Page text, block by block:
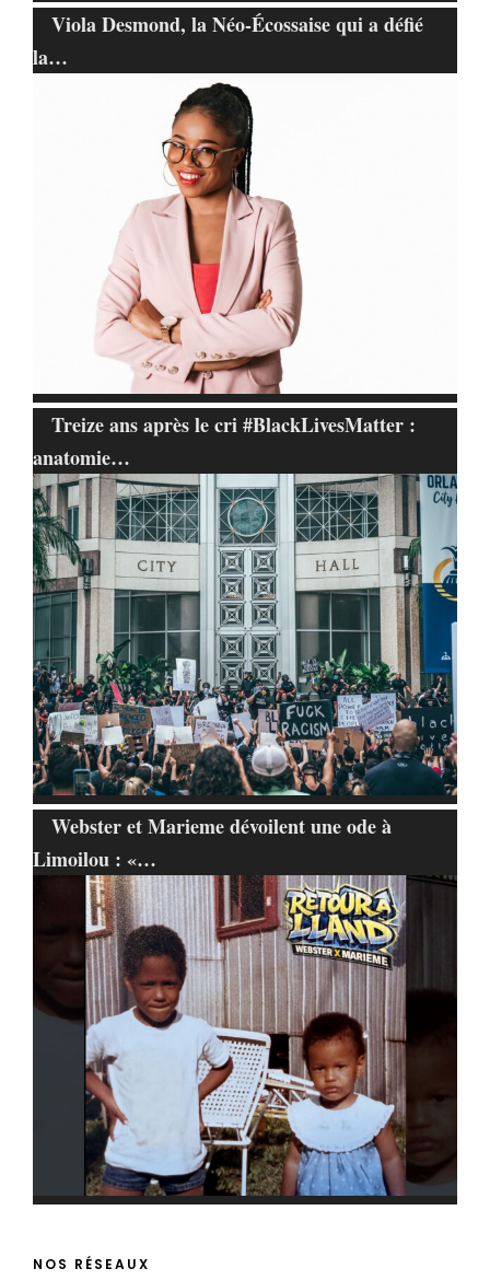
Viola Desmond, la Néo-Écossaise qui a défié
la…
Treize ans après le cri #BlackLivesMatter :
anatomie…
Webster et Marieme dévoilent une ode à
Limoilou : «…
NOS RÉSEAUX